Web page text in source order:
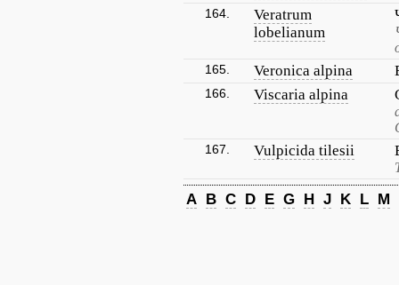
164.
Veratrum
lobelianum
165. Veronica alpina
166. Viscaria alpina
167. Vulpicida tilesii
A B C D E G H J K L M